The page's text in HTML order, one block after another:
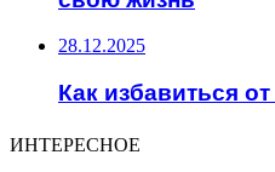
28.12.2025
Как избавиться
ИНТЕРЕСНОЕ